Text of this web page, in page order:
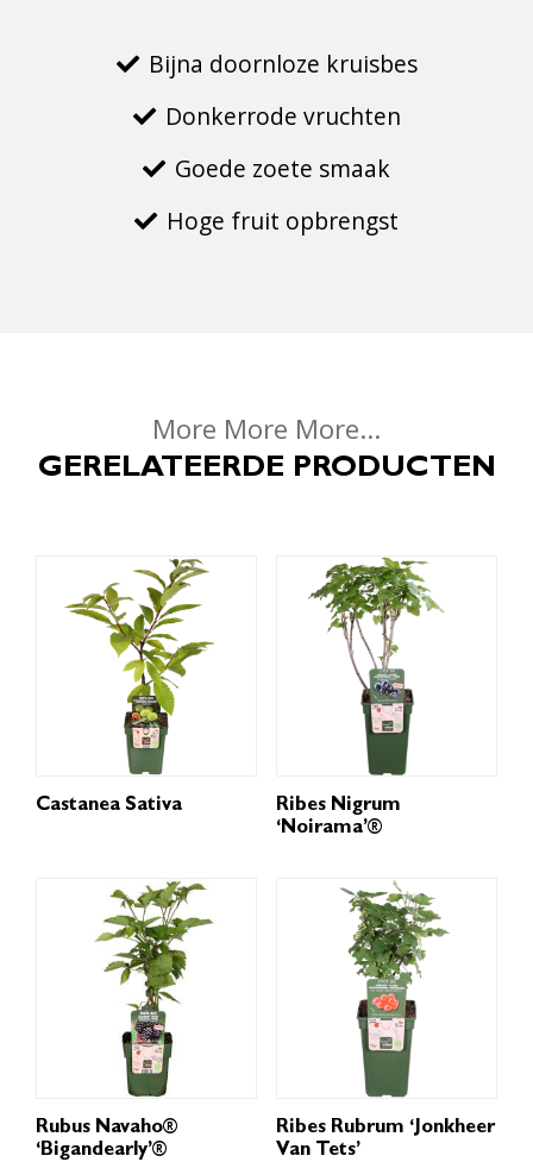
Bijna doornloze kruisbes
Donkerrode vruchten
Goede zoete smaak
Hoge fruit opbrengst
More More More...
GERELATEERDE PRODUCTEN
Castanea Sativa
Ribes Nigrum
‘Noirama’®
Rubus Navaho®
‘Bigandearly’®
Ribes Rubrum ‘Jonkheer
Van Tets’